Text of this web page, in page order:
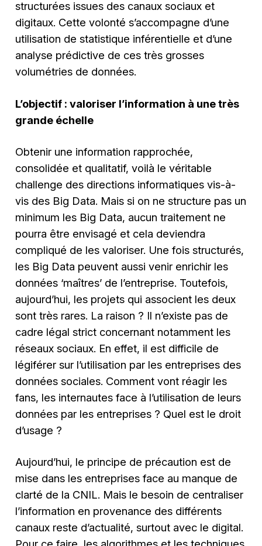
structurées issues des canaux sociaux et
digitaux. Cette volonté s’accompagne d’une
utilisation de statistique inférentielle et d’une
analyse prédictive de ces très grosses
volumétries de données.
L’objectif : valoriser l’information à une très
grande échelle
Obtenir une information rapprochée,
consolidée et qualitatif, voilà le véritable
challenge des directions informatiques vis-à-
vis des Big Data. Mais si on ne structure pas un
minimum les Big Data, aucun traitement ne
pourra être envisagé et cela deviendra
compliqué de les valoriser. Une fois structurés,
les Big Data peuvent aussi venir enrichir les
données ‘maîtres’ de l’entreprise. Toutefois,
aujourd’hui, les projets qui associent les deux
sont très rares. La raison ? Il n’existe pas de
cadre légal strict concernant notamment les
réseaux sociaux. En effet, il est difficile de
légiférer sur l’utilisation par les entreprises des
données sociales. Comment vont réagir les
fans, les internautes face à l’utilisation de leurs
données par les entreprises ? Quel est le droit
d’usage ?
Aujourd’hui, le principe de précaution est de
mise dans les entreprises face au manque de
clarté de la CNIL. Mais le besoin de centraliser
l’information en provenance des différents
canaux reste d’actualité, surtout avec le digital.